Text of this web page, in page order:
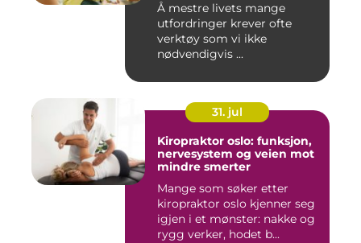
Å mestre livets mange
utfordringer krever ofte
verktøy som vi ikke
nødvendigvis ...
31. jul
Kiropraktor oslo: funksjon,
nervesystem og veien mot
mindre smerter
Mange som søker etter
kiropraktor oslo kjenner seg
igjen i et mønster: nakke og
rygg verker, hodet b...